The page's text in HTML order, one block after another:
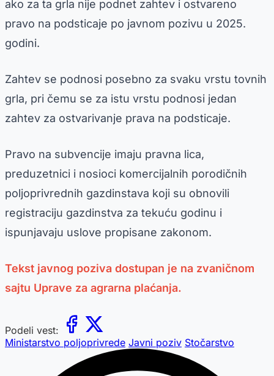
ako za ta grla nije podnet zahtev i ostvareno
pravo na podsticaje po javnom pozivu u 2025.
godini.
Zahtev se podnosi posebno za svaku vrstu tovnih
grla, pri čemu se za istu vrstu podnosi jedan
zahtev za ostvarivanje prava na podsticaje.
Pravo na subvencije imaju pravna lica,
preduzetnici i nosioci komercijalnih porodičnih
poljoprivrednih gazdinstava koji su obnovili
registraciju gazdinstva za tekuću godinu i
ispunjavaju uslove propisane zakonom.
Tekst javnog poziva dostupan je na zvaničnom
sajtu Uprave za agrarna plaćanja.
Podeli vest:
Ministarstvo poljoprivrede Javni poziv Stočarstvo